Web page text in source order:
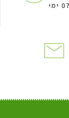
שעות פעילות: ימים א' – ה': 16:30 - 07:30 ימי